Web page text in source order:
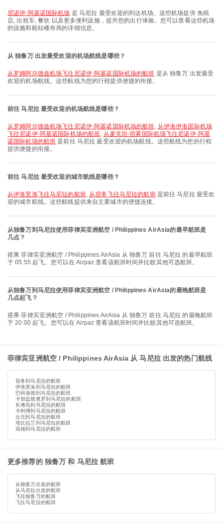
尼诺伊·阿基诺国际机场 是 马尼拉 最受欢迎的到达机场。这些机场提供 免税
店, 出租车, 餐饮 以及更多便利设施，提升您的出行体验。您可以查看这些机场
的设施和航站楼布局的详细信息。
从 独鲁万 出发最受欢迎的机场航线是哪些？
从罗姆阿尔德兹机场飞往尼诺伊·阿基诺国际机场的航班 是从 独鲁万 出发最受
欢迎的机场航线。这些航线为您的行程提供便捷的衔接。
前往 马尼拉 最受欢迎的机场航线是哪些？
从罗姆阿尔德兹机场飞往尼诺伊·阿基诺国际机场的航班, 从伊洛伊洛国际机场
飞往尼诺伊·阿基诺国际机场的航班, 从麦克坦-宿雾国际机场飞往尼诺伊·阿基
诺国际机场的航班 是前往 马尼拉 最受欢迎的机场航线。这些航线为您的行程
提供便捷的衔接。
前往 马尼拉 最受欢迎的城市航线是哪些？
从伊洛里洛飞往马尼拉的航班, 从宿务飞往马尼拉的航班是前往 马尼拉 最受欢
迎的城市航线。这些航线提供来自主要城市的便捷连接。
从独鲁万到马尼拉使用菲律宾亚洲航空 / Philippines AirAsia的最早航班是
几点？
搭乘 菲律宾亚洲航空 / Philippines AirAsia 从 独鲁万 前往 马尼拉 的最早航班
于 05:55 起飞。您可以在 Airpaz 查看该航班时间并比较其他可选航班。
从独鲁万到马尼拉使用菲律宾亚洲航空 / Philippines AirAsia的最晚航班是
几点起飞？
搭乘 菲律宾亚洲航空 / Philippines AirAsia 从 独鲁万 前往 马尼拉 的最晚航班
于 20:00 起飞。您可以在 Airpaz 查看该航班时间并比较其他可选航班。
菲律宾亚洲航空 / Philippines AirAsia 从 马尼拉 出发的热门航线
宿务到马尼拉的航班
伊洛里洛到马尼拉的航班
巴科洛德到马尼拉的航班
卡加盐德奥罗到马尼拉的航班
长滩岛到马尼拉的航班
卡利博到马尼拉的航班
台北到马尼拉的航班
塔比拉兰到马尼拉的航班
高雄到马尼拉的航班
更多推荐的 独鲁万 和 马尼拉 航班
从独鲁万出发的航班
从马尼拉出发的航班
飞往独鲁万的航班
飞往马尼拉的航班